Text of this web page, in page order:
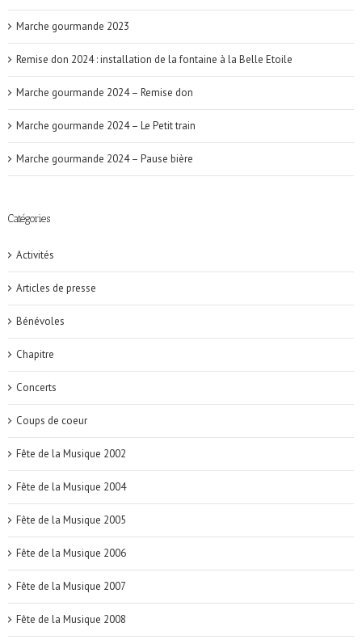
Marche gourmande 2023
Remise don 2024 : installation de la fontaine à la Belle Etoile
Marche gourmande 2024 – Remise don
Marche gourmande 2024 – Le Petit train
Marche gourmande 2024 – Pause bière
Catégories
Activités
Articles de presse
Bénévoles
Chapitre
Concerts
Coups de coeur
Fête de la Musique 2002
Fête de la Musique 2004
Fête de la Musique 2005
Fête de la Musique 2006
Fête de la Musique 2007
Fête de la Musique 2008